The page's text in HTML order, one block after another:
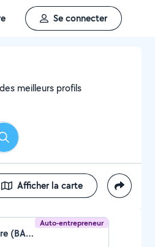
Se connecter
meilleurs profils
Rechercher
Afficher la carte
Auto-entrepreneur
Bacqueville Couverture (BACQUEVILLE MEMPHIS)